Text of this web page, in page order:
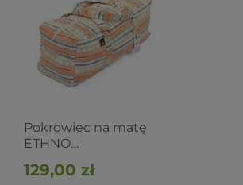
Pokrowiec na matę
ETHNO
129,00 zł